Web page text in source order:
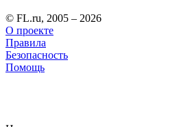
© FL.ru, 2005 – 2026
О проекте
Правила
Безопасность
Помощь